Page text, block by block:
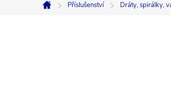
Domů
Příslušenství Dráty, spirálky,